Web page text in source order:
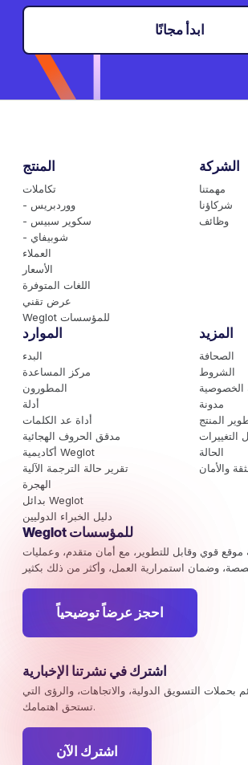
ابدأ مجانًا
المنتج
تكاملات
- ووردبريس
- سكوير سبيس
- شوبيفاي
العملاء
الأسعار
اللغات المتوفرة
عرض تقني
Weglot للمؤسسات
الشركة
مهمتنا
شركاؤنا
وظائف
الموارد
البدء
مركز المساعدة
المطورون
أدلة
أداة عد الكلمات
مدقق الحروف الهجائية
أكاديمية Weglot
تقرير حالة الترجمة الآلية
الهجرة
بدائل Weglot
دليل الخبراء الدوليين
المزيد
الصحافة
الشروط
الخصوصية
مدونة
المنتج
الحالة
والأمان
Weglot للمؤسسات
قوي وقابل للتطوير، مع أمان متقدم، وعمليات
احجز عرضاً توضيحياً
اشترك في نشرتنا الإخبارية
بحملات التسويق الدولية، والاتجاهات، والرؤى التي
تستحق اهتمامك.
اشترك الآن